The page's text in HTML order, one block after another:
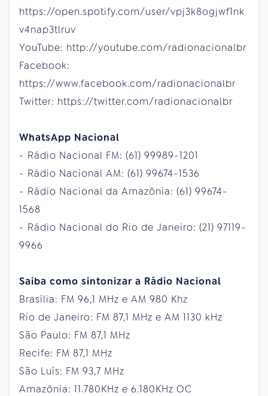
https://open.spotify.com/user/vpj3k8ogjwf1nk
v4nap3tlruv
YouTube: http://youtube.com/radionacionalbr
Facebook:
https://www.facebook.com/radionacionalbr
Twitter: https://twitter.com/radionacionalbr
WhatsApp Nacional
- Rádio Nacional FM: (61) 99989-1201
- Rádio Nacional AM: (61) 99674-1536
- Rádio Nacional da Amazônia: (61) 99674-
1568
- Rádio Nacional do Rio de Janeiro: (21) 97119-
9966
Saiba como sintonizar a Rádio Nacional
Brasília: FM 96,1 MHz e AM 980 Khz
Rio de Janeiro: FM 87,1 MHz e AM 1130 kHz
São Paulo: FM 87,1 MHz
Recife: FM 87,1 MHz
São Luís: FM 93,7 MHz
Amazônia: 11.780KHz e 6.180KHz OC